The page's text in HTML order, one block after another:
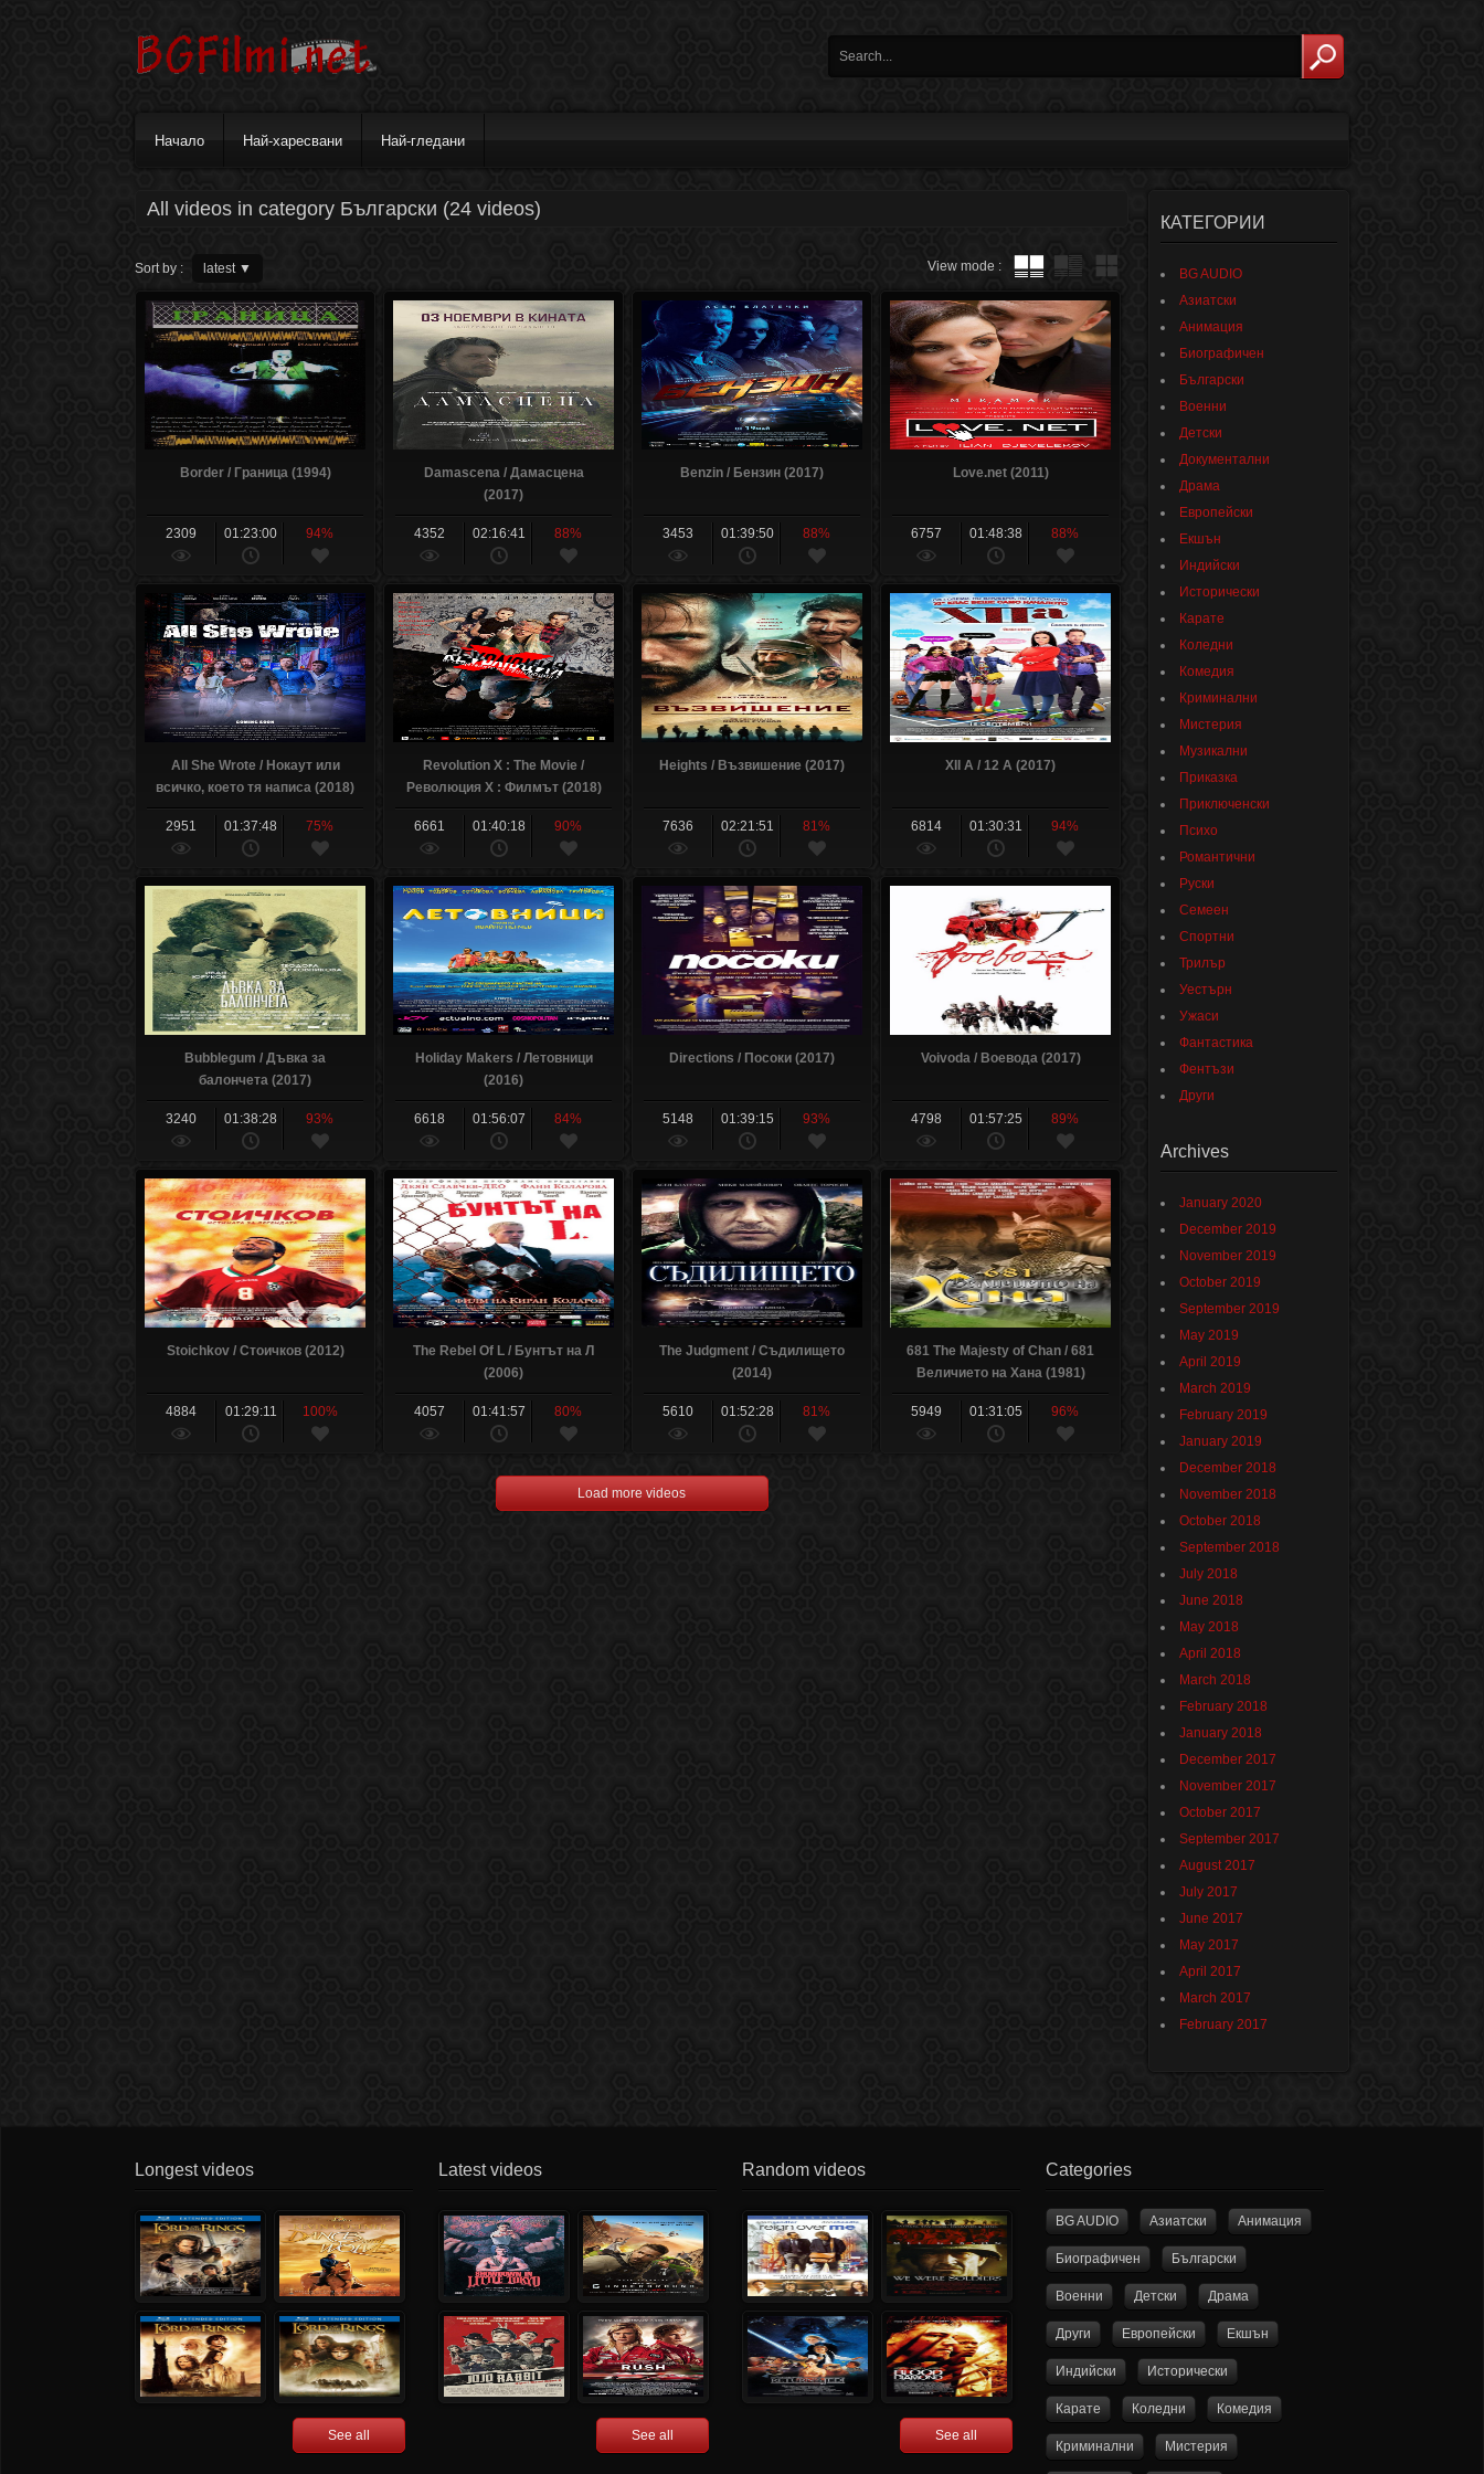
Начало Най-харесвани Най-гледани
All videos in category Български (24 videos)
Sort by : latest ▼ View mode :
Border / Граница (1994)
2309 01:23:00 94%
Damascena / Дамасцена
(2017)
4352 02:16:41 88%
Benzin / Бензин (2017)
3453 01:39:50 88%
Love.net (2011)
6757 01:48:38 88%
All She Wrote / Нокаут или
всичко, което тя написа (2018)
2951 01:37:48 75%
Revolution X : The Movie /
Революция X : Филмът (2018)
6661 01:40:18 90%
Heights / Възвишение (2017)
7636 02:21:51 81%
XII A / 12 A (2017)
6814 01:30:31 94%
Bubblegum / Дъвка за
балончета (2017)
3240 01:38:28 93%
Holiday Makers / Летовници
(2016)
6618 01:56:07 84%
Directions / Посоки (2017)
5148 01:39:15 93%
Voivoda / Воевода (2017)
4798 01:57:25 89%
Stoichkov / Стоичков (2012)
4884 01:29:11 100%
The Rebel Of L / Бунтът на Л
(2006)
4057 01:41:57 80%
The Judgment / Съдилището
(2014)
5610 01:52:28 81%
681 The Majesty of Chan / 681
Величието на Хана (1981)
5949 01:31:05 96%
Load more videos
КАТЕГОРИИ
BG AUDIO
Азиатски
Анимация
Биографичен
Български
Военни
Детски
Документални
Драма
Европейски
Екшън
Индийски
Исторически
Карате
Коледни
Комедия
Криминални
Мистерия
Музикални
Приказка
Приключенски
Психо
Романтични
Руски
Семеен
Спортни
Трилър
Уестърн
Ужаси
Фантастика
Фентъзи
Други
Archives
January 2020
December 2019
November 2019
October 2019
September 2019
May 2019
April 2019
March 2019
February 2019
January 2019
December 2018
November 2018
October 2018
September 2018
July 2018
June 2018
May 2018
April 2018
March 2018
February 2018
January 2018
December 2017
November 2017
October 2017
September 2017
August 2017
July 2017
June 2017
May 2017
April 2017
March 2017
February 2017
Longest videos
See all
Latest videos
See all
Random videos
See all
Categories
BG AUDIO Азиатски Анимация
Биографичен Български
Военни Детски Драма
Други Европейски Екшън
Индийски Исторически
Карате Коледни Комедия
Криминални Мистерия